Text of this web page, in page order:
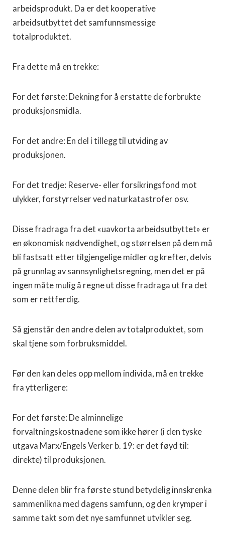
arbeidsprodukt. Da er det kooperative
arbeidsutbyttet det samfunnsmessige
totalproduktet.
Fra dette må en trekke:
For det første: Dekning for å erstatte de forbrukte
produksjonsmidla.
For det andre: En del i tillegg til utviding av
produksjonen.
For det tredje: Reserve- eller forsikringsfond mot
ulykker, forstyrrelser ved naturkatastrofer osv.
Disse fradraga fra det «uavkorta arbeidsutbyttet» er
en økonomisk nødvendighet, og størrelsen på dem må
bli fastsatt etter tilgjengelige midler og krefter, delvis
på grunnlag av sannsynlighetsregning, men det er på
ingen måte mulig å regne ut disse fradraga ut fra det
som er rettferdig.
Så gjenstår den andre delen av totalproduktet, som
skal tjene som forbruksmiddel.
Før den kan deles opp mellom individa, må en trekke
fra ytterligere:
For det første: De alminnelige
forvaltningskostnadene som ikke hører (i den tyske
utgava Marx/Engels Verker b. 19: er det føyd til:
direkte) til produksjonen.
Denne delen blir fra første stund betydelig innskrenka
sammenlikna med dagens samfunn, og den krymper i
samme takt som det nye samfunnet utvikler seg.